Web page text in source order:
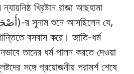
ন্যায়নিষ্ঠ খ্রিষ্টান রাজা আছহামা
বসবাস করে। জাতি-ধর্ম
তাদের ধর্ম পালন করতে দেওয়া
সঙ্গে প্রয়োজনীয় পরামর্শ শেষে